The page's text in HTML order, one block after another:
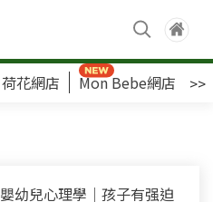
荷花網店 Mon Bebe網店 >>
嬰幼兒心理學｜孩子有强迫